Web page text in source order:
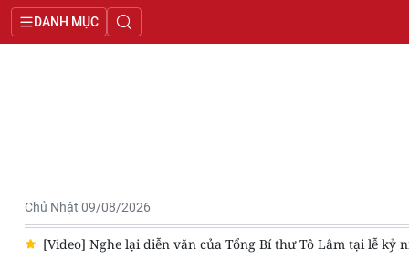
DANH MỤC
Chủ Nhật 09/08/2026
[Video] Nghe lại diễn văn của Tổng Bí thư Tô Lâm tại lễ